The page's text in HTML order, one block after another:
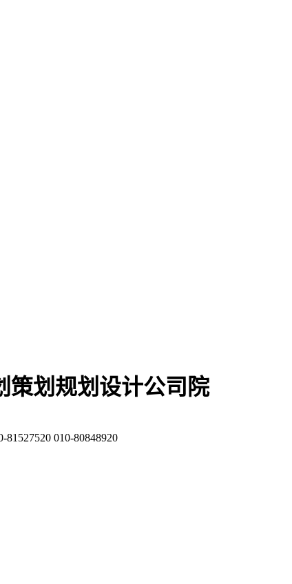
策划规划设计公司院
010-80848920